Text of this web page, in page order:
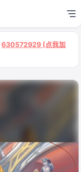
630572929 (点我加